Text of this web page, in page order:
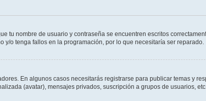
tu nombre de usuario y contraseña se encuentren escritos
o tenga fallos en la programación, por lo que necesitaría ser reparado.
En algunos casos necesitarás registrarse para publicar temas y
(avatar), mensajes privados, suscripción a grupos de usuarios,